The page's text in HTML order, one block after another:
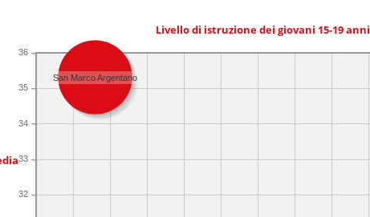
Livello di istruzione dei giovani 15-19 anni
32
33
34
35
36
San Marco Argentano